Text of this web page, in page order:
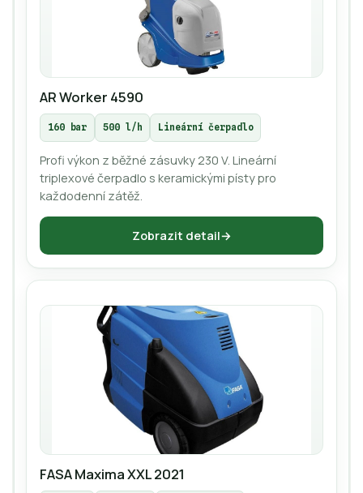
AR Worker 4590
160 bar 500 l/h Lineární čerpadlo
Profi výkon z běžné zásuvky 230 V. Lineární
triplexové čerpadlo s keramickými písty pro
každodenní zátěž.
Zobrazit detail
FASA Maxima XXL 2021